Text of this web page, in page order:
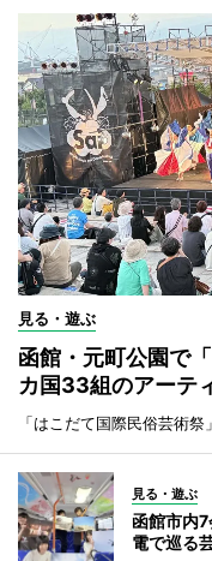
見る・遊ぶ
函館・元町公園で
カ国33組のアーテ
「はこだて国際民俗芸術祭
見る・遊ぶ
函館市内
電で巡る